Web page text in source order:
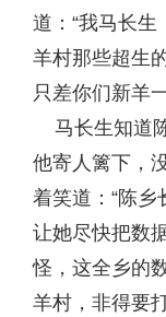
道：“我马长
羊村那些超生
只差你们新羊
马长生知道
他寄人篱下，
着笑道：“陈乡
让她尽快把数
怪，这全乡的
羊村，非得要